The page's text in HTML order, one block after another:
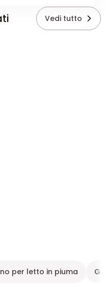
Vedi tutto
per letto in piuma